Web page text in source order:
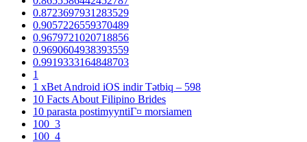
0.8723697931283529
0.9057226559370489
0.9679721020718856
0.9690604938393559
0.9919333164848703
1
1 xBet Android iOS indir Tətbiq – 598
10 Facts About Filipino Brides
10 parasta postimyyntiГ¤ morsiamen
100_3
100_4